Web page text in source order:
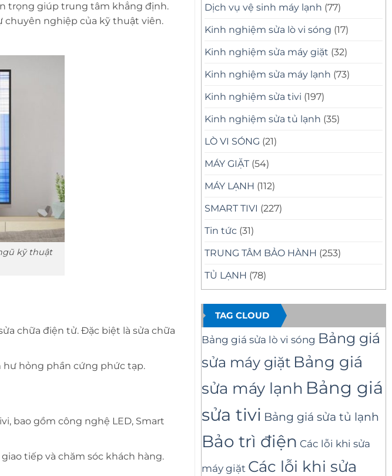
trọng giúp trung tâm khẳng định.
chuyên nghiệp của kỹ thuật viên.
kỹ thuật
chữa điện tử. Đặc biệt là sửa chữa
hư hỏng phần cứng phức tạp.
bao gồm công nghệ LED, Smart
tiếp và chăm sóc khách hàng.
Dịch vụ vệ sinh máy lạnh (77)
Kinh nghiệm sửa lò vi sóng (17)
Kinh nghiệm sửa máy giặt (32)
Kinh nghiệm sửa máy lạnh (73)
Kinh nghiệm sửa tivi (197)
Kinh nghiệm sửa tủ lạnh (35)
LÒ VI SÓNG (21)
MÁY GIẶT (54)
MÁY LẠNH (112)
SMART TIVI (227)
Tin tức (31)
TRUNG TÂM BẢO HÀNH (253)
TỦ LẠNH (78)
TAG CLOUD
Bảng giá sửa lò vi sóng Bảng giá
sửa máy giặt Bảng giá
sửa máy lạnh Bảng giá
sửa tivi Bảng giá sửa tủ lạnh
Bảo trì điện Các lỗi khi sửa
máy giặt Các lỗi khi sửa